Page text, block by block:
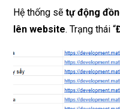
Hệ thống sẽ tự động
lên website. Trạng thái “